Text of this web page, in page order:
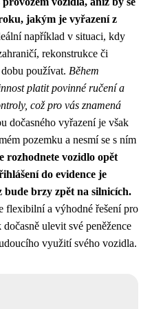
jakým je vyřazení z
například v situaci, kdy
rekonstrukce či
používat. Během
platit povinné ručení a
což pro vás znamená
dočasného vyřazení je však
pozemku a nesmí se s ním
rozhodnete vozidlo opět
do evidence je
bude brzy zpět na silnicích.
flexibilní a výhodné řešení pro
ulevit své peněžence
využití svého vozidla.